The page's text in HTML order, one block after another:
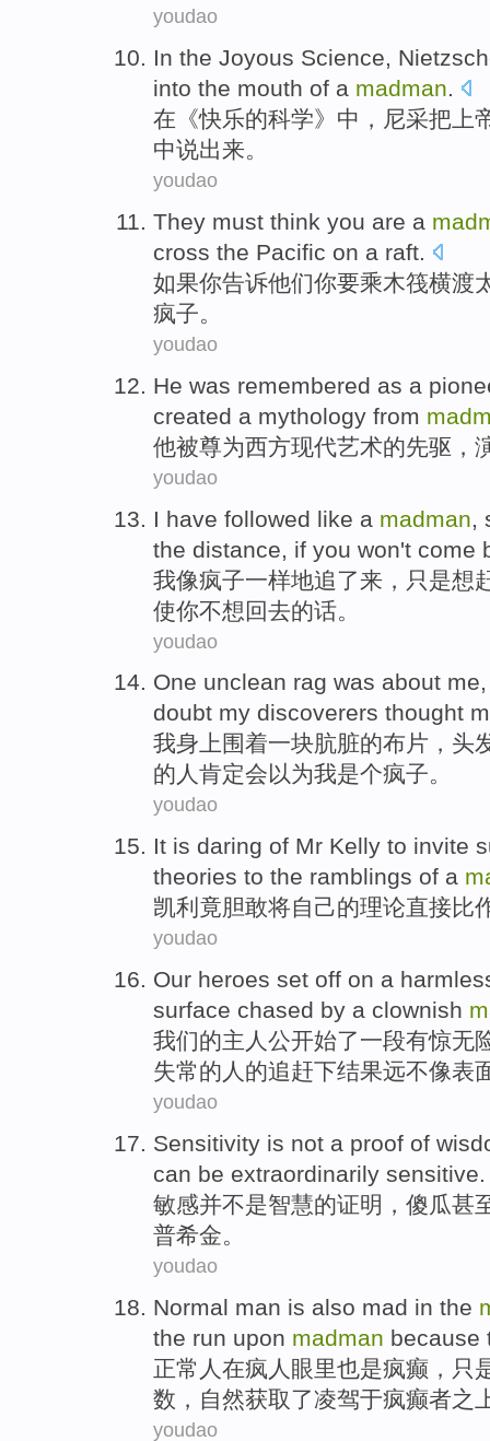
youdao
In the Joyous Science,
into the mouth of a madman.
在 《快乐的科学》中， 尼采把 上
中说出来。
youdao
They must think you are a
cross the Pacific on a raft.
如果你告诉他们你要乘木筏横渡
疯子。
youdao
He was remembered as a
created a mythology from
他被尊为西方现代艺术的先驱 ，
youdao
I have followed like a madman
the distance if you won't come
我像疯子一样地追了来， 只是想
使你不想 回去的话。
youdao
One unclean rag was about me
doubt my discoverers thought
我身上围着一块肮脏的布片 ， 头
的人肯定会以为我是个疯子。
youdao
It is daring of Mr Kelly to invite
theories to the ramblings of a
凯利 竟胆敢将自己的理论直接比
youdao
Our heroes set off on a
surface chased by a clownish
我们的主人公开始了一段有惊无
失常的人 的追赶下结果远不像表
youdao
Sensitivity is not a proof of
can be extraordinarily sensitive
敏感并不是智慧的证明 ， 傻瓜甚
普希金。
youdao
Normal man is also mad in the
the run upon madman because
正常人 在疯 人 眼里也是疯癫 ， 只
数，自然获取了凌驾于疯癫者之
youdao